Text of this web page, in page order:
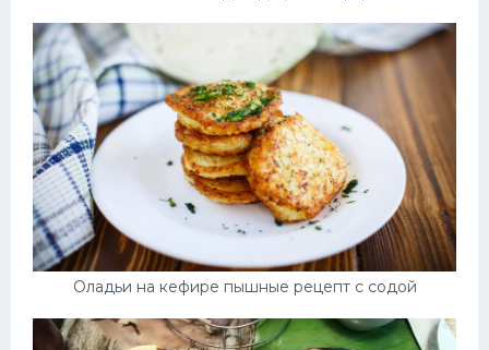
Оладьи на кефире пышные рецепт с содой